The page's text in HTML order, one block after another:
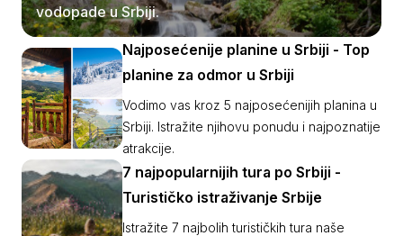
vodopade u Srbiji.
Najposećenije planine u Srbiji - Top
planine za odmor u Srbiji
Vodimo vas kroz 5 najposećenijih planina u
Srbiji. Istražite njihovu ponudu i najpoznatije
atrakcije.
7 najpopularnijih tura po Srbiji -
Turističko istraživanje Srbije
Istražite 7 najbolih turističkih tura naše